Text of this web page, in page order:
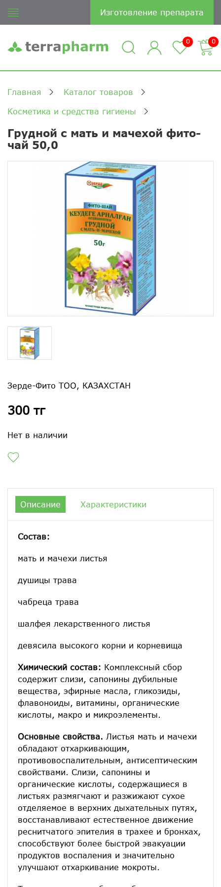
Изготовление препарата
0 0
Главная Каталог товаров
Косметика и средства гигиены
Грудной с мать и мачехой фито-
чай 50,0
Зерде-Фито ТОО, КАЗАХСТАН
300 тг
Нет в наличии
Описание Характеристики
Состав:
мать и мачехи листья
душицы трава
чабреца трава
шалфея лекарственного листья
девясила высокого корни и корневища
Химический состав: Комплексный сбор
содержит слизи, сапонины дубильные
вещества, эфирные масла, гликозиды,
флавоноиды, витамины, органические
кислоты, макро и микроэлементы.
Основные свойства. Листья мать и мачехи
обладают отхаркивающим,
противовоспалительным, антисептическим
свойствами. Слизи, сапонины и
органические кислоты, содержащиеся в
листьях размягчают и разжижают сухое
отделяемое в верхних дыхательных путях,
восстанавливают естественное движение
реснитчатого эпителия в трахее и бронхах,
способствуют более быстрой эвакуации
продуктов воспаления и значительно
улучшают отхаркивание мокроты.